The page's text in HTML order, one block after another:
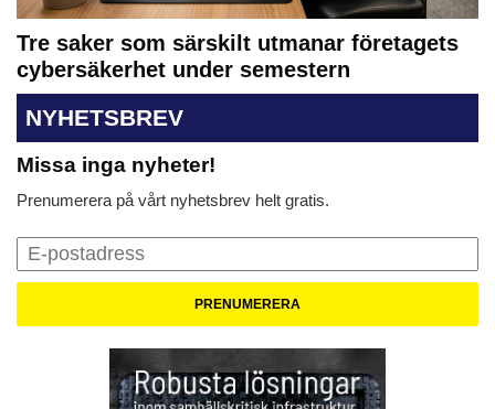
Tre saker som särskilt utmanar företagets
cybersäkerhet under semestern
NYHETSBREV
Missa inga nyheter!
Prenumerera på vårt nyhetsbrev helt gratis.